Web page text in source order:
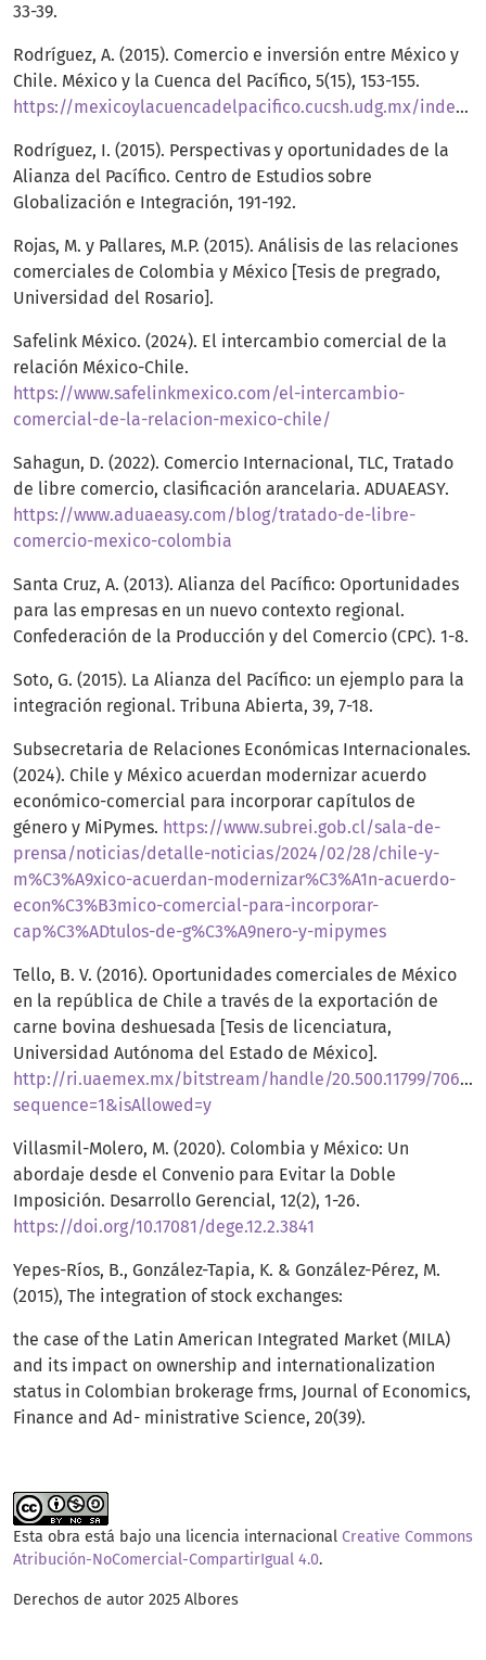
33-39.
Rodríguez, A. (2015). Comercio e inversión entre México y
Chile. México y la Cuenca del Pacífico, 5(15), 153-155.
https://mexicoylacuencadelpacifico.cucsh.udg.mx/index.php/mc/article/view/153/155
Rodríguez, I. (2015). Perspectivas y oportunidades de la
Alianza del Pacífico. Centro de Estudios sobre
Globalización e Integración, 191-192.
Rojas, M. y Pallares, M.P. (2015). Análisis de las relaciones
comerciales de Colombia y México [Tesis de pregrado,
Universidad del Rosario].
Safelink México. (2024). El intercambio comercial de la
relación México-Chile.
https://www.safelinkmexico.com/el-intercambio-
comercial-de-la-relacion-mexico-chile/
Sahagun, D. (2022). Comercio Internacional, TLC, Tratado
de libre comercio, clasificación arancelaria. ADUAEASY.
https://www.aduaeasy.com/blog/tratado-de-libre-
comercio-mexico-colombia
Santa Cruz, A. (2013). Alianza del Pacífico: Oportunidades
para las empresas en un nuevo contexto regional.
Confederación de la Producción y del Comercio (CPC). 1-8.
Soto, G. (2015). La Alianza del Pacífico: un ejemplo para la
integración regional. Tribuna Abierta, 39, 7-18.
Subsecretaria de Relaciones Económicas Internacionales.
(2024). Chile y México acuerdan modernizar acuerdo
económico-comercial para incorporar capítulos de
género y MiPymes. https://www.subrei.gob.cl/sala-de-
prensa/noticias/detalle-noticias/2024/02/28/chile-y-
m%C3%A9xico-acuerdan-modernizar%C3%A1n-acuerdo-
econ%C3%B3mico-comercial-para-incorporar-
cap%C3%ADtulos-de-g%C3%A9nero-y-mipymes
Tello, B. V. (2016). Oportunidades comerciales de México
en la república de Chile a través de la exportación de
carne bovina deshuesada [Tesis de licenciatura,
Universidad Autónoma del Estado de México].
http://ri.uaemex.mx/bitstream/handle/20.500.11799/70683/
sequence=1&isAllowed=y
Villasmil-Molero, M. (2020). Colombia y México: Un
abordaje desde el Convenio para Evitar la Doble
Imposición. Desarrollo Gerencial, 12(2), 1-26.
https://doi.org/10.17081/dege.12.2.3841
Yepes-Ríos, B., González-Tapia, K. & González-Pérez, M.
(2015), The integration of stock exchanges:
the case of the Latin American Integrated Market (MILA)
and its impact on ownership and internationalization
status in Colombian brokerage frms, Journal of Economics,
Finance and Ad- ministrative Science, 20(39).
Esta obra está bajo una licencia internacional Creative Commons
Atribución-NoComercial-CompartirIgual 4.0.
Derechos de autor 2025 Albores